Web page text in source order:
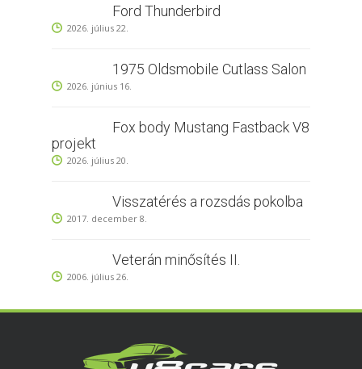
Ford Thunderbird
2026. július 22.
1975 Oldsmobile Cutlass Salon
2026. június 16.
Fox body Mustang Fastback V8
projekt
2026. július 20.
Visszatérés a rozsdás pokolba
2017. december 8.
Veterán minősítés II.
2006. július 26.